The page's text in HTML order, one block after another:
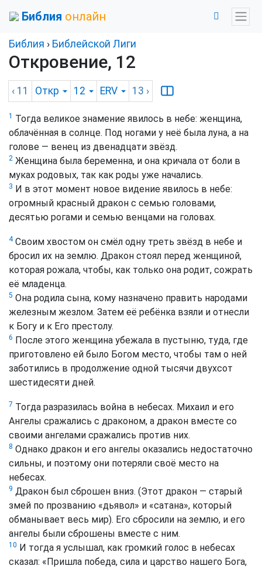
Библия онлайн
Библия › Библейской Лиги
Откровение, 12
‹ 11 Откр 12 ERV 13 ›
1 Тогда великое знамение явилось в небе: женщина,
облачённая в солнце. Под ногами у неё была луна, а на
голове — венец из двенадцати звёзд.
2 Женщина была беременна, и она кричала от боли в
муках родовых, так как роды уже начались.
3 И в этот момент новое видение явилось в небе:
огромный красный дракон с семью головами,
десятью рогами и семью венцами на головах.
4Своим хвостом он смёл одну треть звёзд в небе и
бросил их на землю. Дракон стоял перед женщиной,
которая рожала, чтобы, как только она родит, сожрать
её младенца.
5 Она родила сына, кому назначено править народами
железным жезлом. Затем её ребёнка взяли и отнесли
к Богу и к Его престолу.
6 После этого женщина убежала в пустыню, туда, где
приготовлено ей было Богом место, чтобы там о ней
заботились в продолжение одной тысячи двухсот
шестидесяти дней.
7 Тогда разразилась война в небесах. Михаил и его
Ангелы сражались с драконом, а дракон вместе со
своими ангелами сражались против них.
8 Однако дракон и его ангелы оказались недостаточно
сильны, и поэтому они потеряли своё место на
небесах.
9 Дракон был сброшен вниз. (Этот дракон — старый
змей по прозванию «дьявол» и «сатана», который
обманывает весь мир). Его сбросили на землю, и его
ангелы были сброшены вместе с ним.
10 И тогда я услышал, как громкий голос в небесах
сказал: «Пришла победа, сила и царство нашего Бога,